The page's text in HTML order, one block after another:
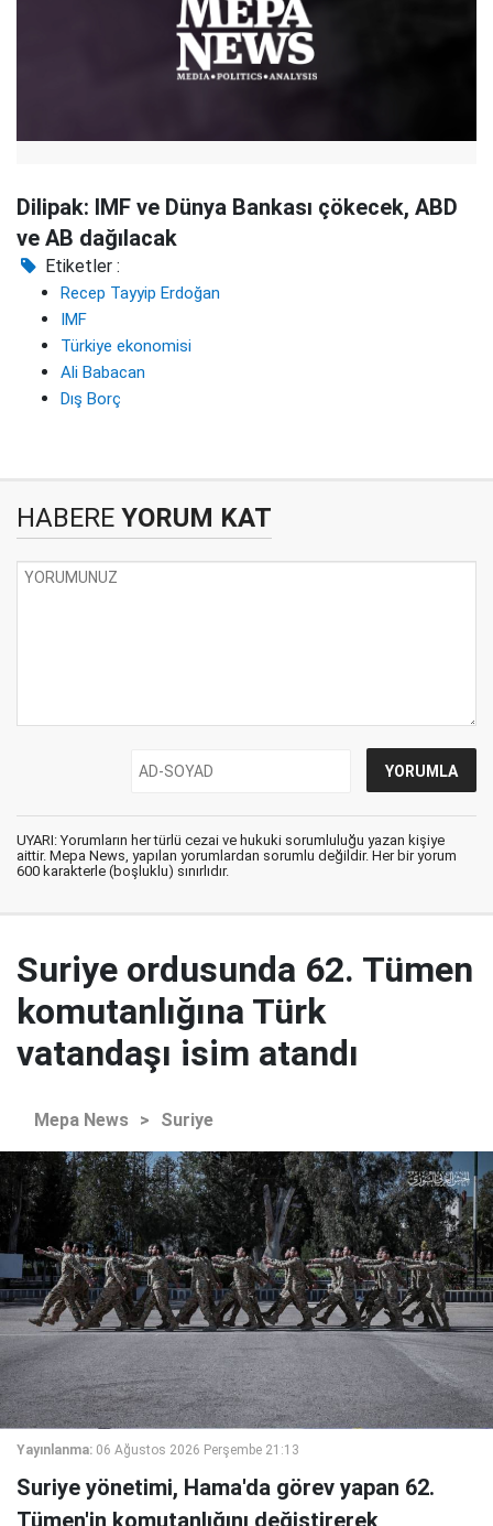
Dilipak: IMF ve Dünya Bankası çökecek, ABD
ve AB dağılacak
Etiketler :
Recep Tayyip Erdoğan
IMF
Türkiye ekonomisi
Ali Babacan
Dış Borç
HABERE YORUM KAT
UYARI: Yorumların her türlü cezai ve hukuki sorumluluğu yazan kişiye
aittir. Mepa News, yapılan yorumlardan sorumlu değildir. Her bir yorum
600 karakterle (boşluklu) sınırlıdır.
Suriye ordusunda 62. Tümen
komutanlığına Türk
vatandaşı isim atandı
Mepa News > Suriye
Yayınlanma: 06 Ağustos 2026 Perşembe 21:13
Suriye yönetimi, Hama'da görev yapan 62.
Tümen'in komutanlığını değiştirerek